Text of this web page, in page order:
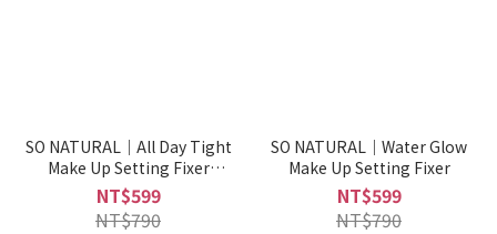
SO NATURAL｜All Day Tight
Make Up Setting Fixer
General
NT$599
NT$790
SO NATURAL｜Water Glow
Make Up Setting Fixer
NT$599
NT$790